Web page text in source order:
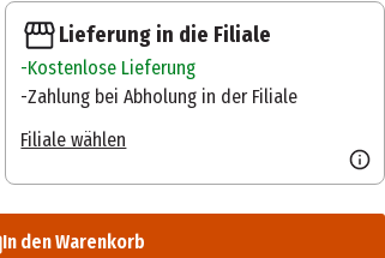
Lieferung in die Filiale
Kostenlose Lieferung
Zahlung bei Abholung in der Filiale
Filiale wählen
In den Warenkorb